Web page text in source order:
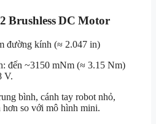
Brushless DC Motor
đường kính (≈ 2.047 in)
đến ~3150 mNm (≈ 3.15 Nm)
V.
bình, cánh tay robot nhỏ,
so với mô hình mini.